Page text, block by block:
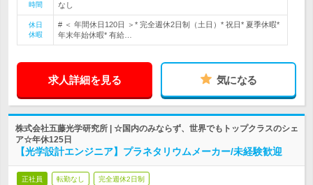
時間
なし
休日
休暇
# ＜ 年間休日120日 ＞* 完全週休2日制（土日）* 祝日* 夏季休暇*
年末年始休暇* 有給…
求人詳細を見る 気になる
株式会社五藤光学研究所 | ☆国内のみならず、世界でもトップクラスのシェ
ア☆年休125日
【光学設計エンジニア】プラネタリウムメーカー/未経験歓迎
正社員 転勤なし 完全週休2日制